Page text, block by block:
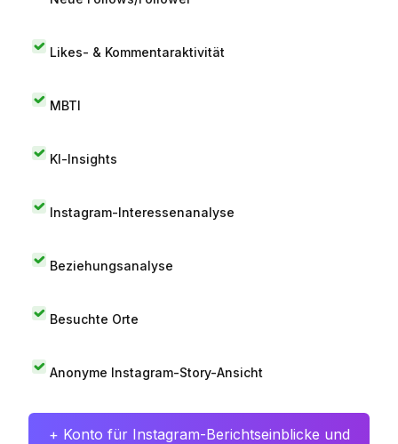
Likes- & Kommentaraktivität
MBTI
KI-Insights
Instagram-Interessenanalyse
Beziehungsanalyse
Besuchte Orte
Anonyme Instagram-Story-Ansicht
+ Konto für Instagram-Berichtseinblicke und